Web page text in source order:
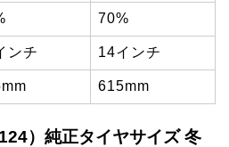
70%
ンチ 14インチ
615mm
）純正タイヤサイズ 冬